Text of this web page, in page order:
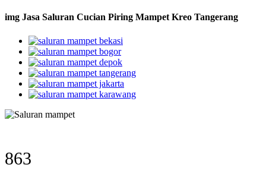
img Jasa Saluran Cucian Piring Mampet Kreo Tangerang
863